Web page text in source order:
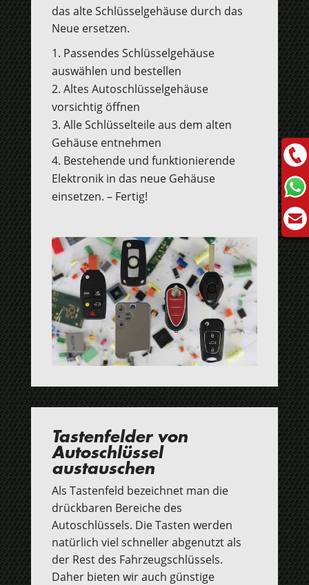
das alte Schlüsselgehäuse durch das
Neue ersetzen.
Passendes Schlüsselgehäuse
auswählen und bestellen
Altes Autoschlüsselgehäuse
vorsichtig öffnen
Alle Schlüsselteile aus dem alten
Gehäuse entnehmen
Bestehende und funktionierende
Elektronik in das neue Gehäuse
einsetzen. – Fertig!
Tastenfelder von
Autoschlüssel
austauschen
Als Tastenfeld bezeichnet man die
drückbaren Bereiche des
Autoschlüssels. Die Tasten werden
natürlich viel schneller abgenutzt als
der Rest des Fahrzeugschlüssels.
Daher bieten wir auch günstige